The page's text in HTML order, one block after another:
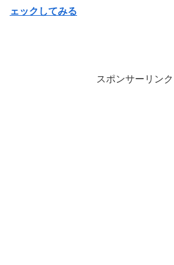
ェックしてみる
スポンサーリンク